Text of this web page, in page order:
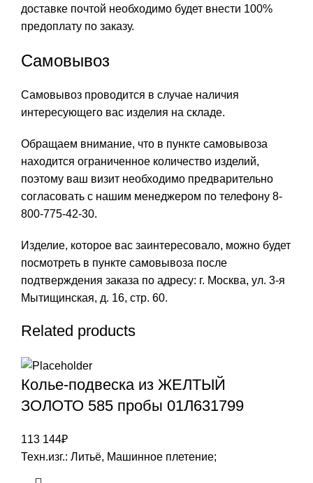
доставке почтой необходимо будет внести 100%
предоплату по заказу.
Самовывоз
Самовывоз проводится в случае наличия
интересующего вас изделия на складе.
Обращаем внимание, что в пункте самовывоза
находится ограниченное количество изделий,
поэтому ваш визит необходимо предварительно
согласовать с нашим менеджером по телефону 8-
800-775-42-30.
Изделие, которое вас заинтересовало, можно будет
посмотреть в пункте самовывоза после
подтверждения заказа по адресу: г. Москва, ул. 3-я
Мытищинская, д. 16, стр. 60.
Related products
Колье-подвеска из ЖЕЛТЫЙ
ЗОЛОТО 585 пробы 01Л631799
113 144₽
Техн.изг.: Литьё, Машинное плетение;